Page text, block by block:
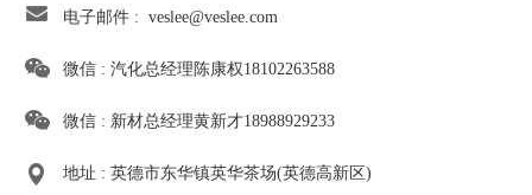
电子邮件 : veslee@veslee.com
微信 : 汽化总经理陈康权18102263588
微信 : 新材总经理黄新才18988929233
地址 : 英德市东华镇英华茶场(英德高新区)